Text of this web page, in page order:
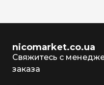
nicomarket.co.ua
Свяжитесь с
заказа